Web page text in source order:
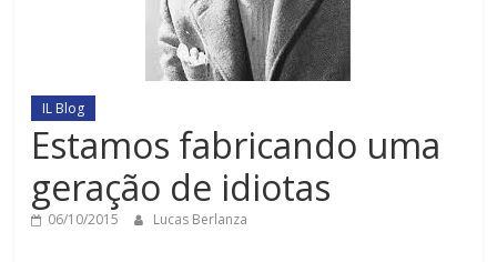
IL Blog
Estamos fabricando uma
geração de idiotas
06/10/2015 Lucas Berlanza